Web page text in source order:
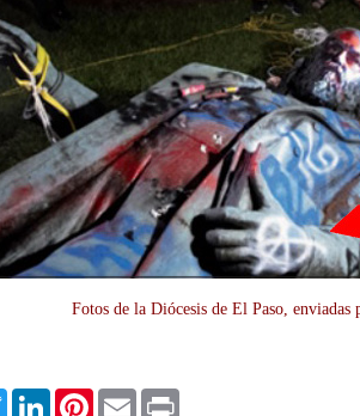
Fotos de la Diócesis de El Paso,
TwitterLinkedInPinterestEmail